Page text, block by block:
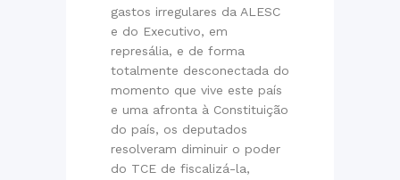
gastos irregulares da ALESC
e do Executivo, em
represália, e de forma
totalmente desconectada do
momento que vive este país
e uma afronta à Constituição
do país, os deputados
resolveram diminuir o poder
do TCE de fiscalizá-la,